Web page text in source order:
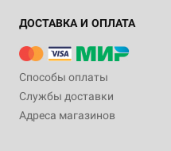
ДОСТАВКА И ОПЛАТА
Способы оплаты
Службы доставки
Адреса магазинов